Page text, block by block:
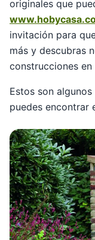
originales que
invitación para
más y descubras
construcciones en
Estos son
puedes encontrar